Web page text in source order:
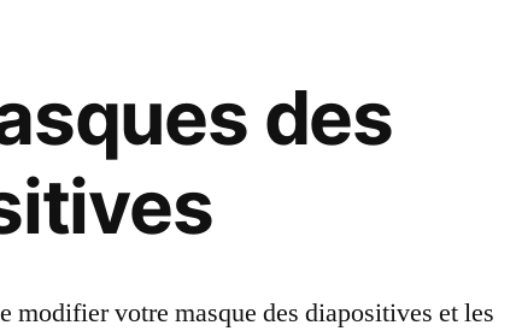
des
modifier votre masque des diapositives et les